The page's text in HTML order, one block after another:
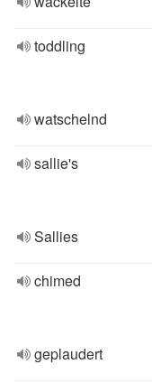
toddling
watschelnd
sallie's
Sallies
chimed
geplaudert